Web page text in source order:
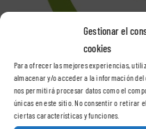
Gestionar el
cookies
Para ofrecer las mejores experiencias,
almacenar y/o acceder a la información
nos permitirá procesar datos como el
únicas en este sitio. No consentir o retirar
ciertas características y funciones.
La fisioterapia en su